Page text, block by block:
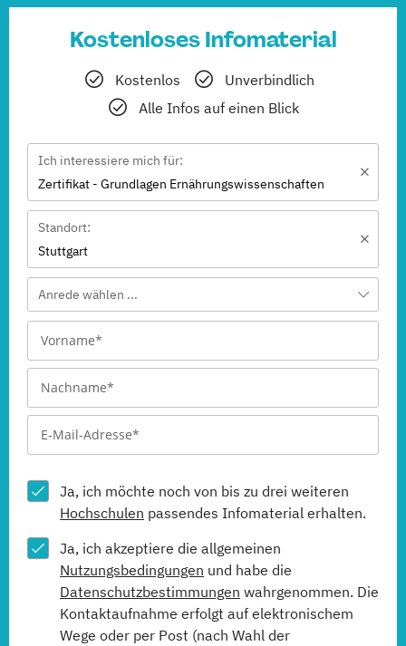
Kostenloses Infomaterial
Kostenlos
Unverbindlich
Alle Infos auf einen Blick
Ich interessiere mich für:
Zertifikat - Grundlagen Ernährungswissenschaften
Standort:
Stuttgart
Anrede wählen ...
Ja, ich möchte noch von bis zu drei weiteren
Hochschulen passendes Infomaterial erhalten.
Ja, ich akzeptiere die allgemeinen
Nutzungsbedingungen und habe die
Datenschutzbestimmungen wahrgenommen. Die
Kontaktaufnahme erfolgt auf elektronischem
Wege oder per Post (nach Wahl der